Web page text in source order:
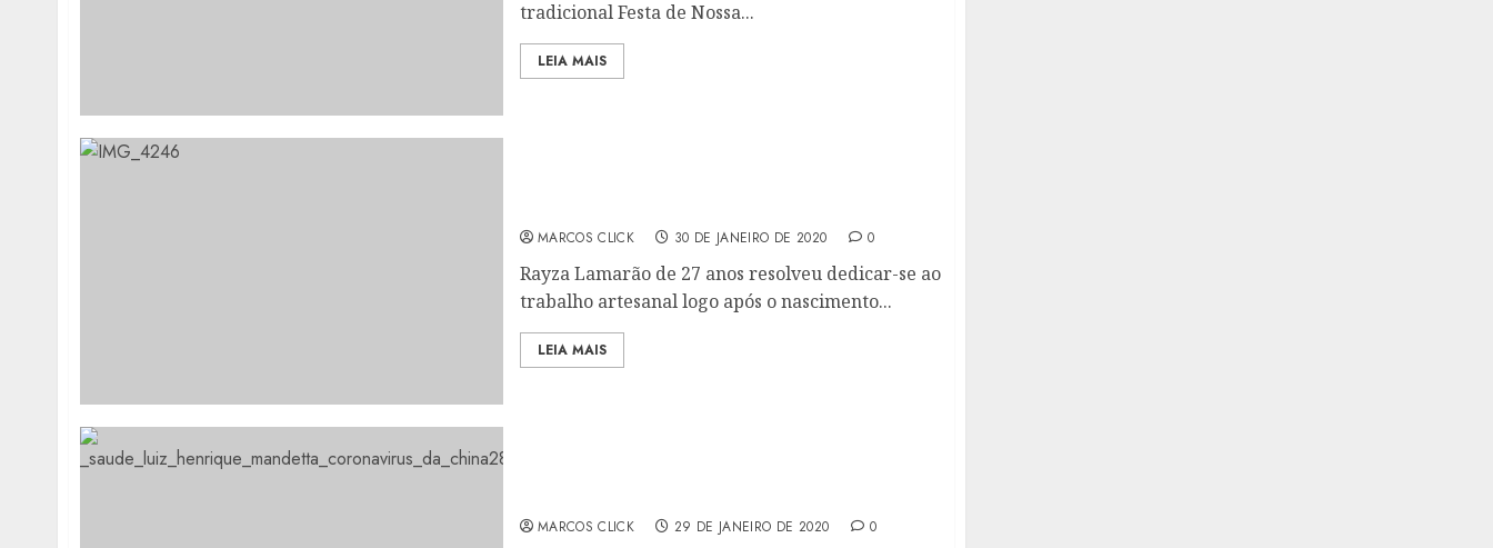
tradicional Festa de Nossa...
LEIA MAIS
MARCOS CLICK 30 DE JANEIRO DE 2020 0
Rayza Lamarão de 27 anos resolveu dedicar-se ao
trabalho artesanal logo após o nascimento...
LEIA MAIS
MARCOS CLICK 29 DE JANEIRO DE 2020 0